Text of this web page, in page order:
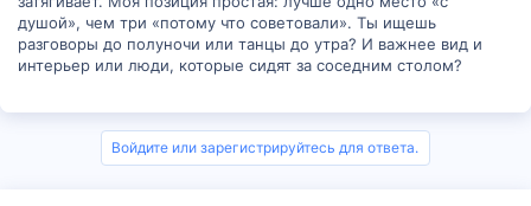
душой», чем три «потому что советовали». Ты ищешь
разговоры до полуночи или танцы до утра? И важнее вид и
интерьер или люди, которые сидят за соседним столом?
Войдите или зарегистрируйтесь для ответа.